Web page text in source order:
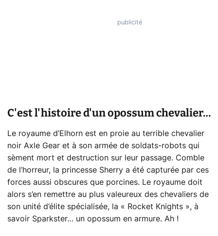
C'est l'histoire d'un opossum chevalier…
Le royaume d’Elhorn est en proie au terrible chevalier
noir Axle Gear et à son armée de soldats-robots qui
sèment mort et destruction sur leur passage. Comble
de l’horreur, la princesse Sherry a été capturée par ces
forces aussi obscures que porcines. Le royaume doit
alors s’en remettre au plus valeureux des chevaliers de
son unité d’élite spécialisée, la « Rocket Knights », à
savoir Sparkster… un opossum en armure. Ah !